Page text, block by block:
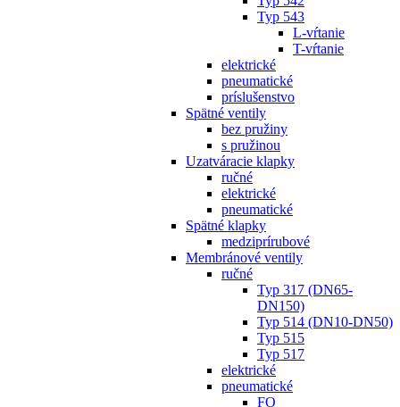
Typ 543
L-vŕtanie
T-vŕtanie
elektrické
pneumatické
príslušenstvo
Spätné ventily
bez pružiny
s pružinou
Uzatváracie klapky
ručné
elektrické
pneumatické
Spätné klapky
medziprírubové
Membránové ventily
ručné
Typ 317 (DN65-
DN150)
Typ 514 (DN10-DN50)
Typ 515
Typ 517
elektrické
pneumatické
FO